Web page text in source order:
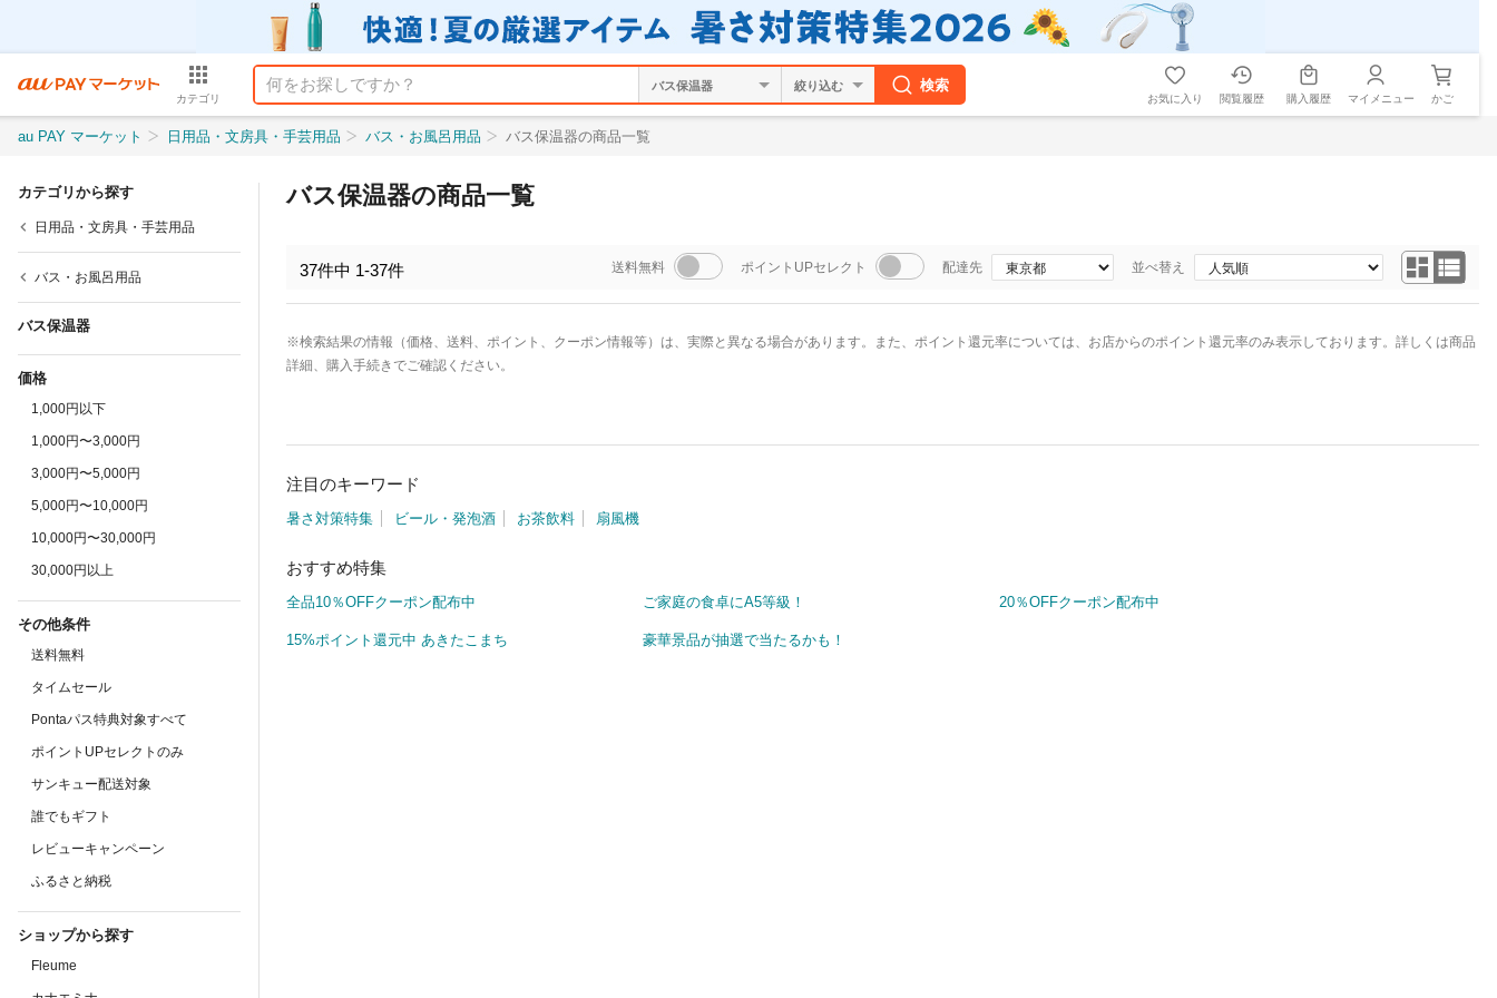
カテゴリ
絞り込む 検索
お気に入り 閲覧履歴 購入履歴 マイメニュー かご
au PAY マーケット 日用品・文房具・手芸用品 バス・お風呂用品 バス保温器の商品一覧
カテゴリから探す
日用品・文房具・手芸用品
バス・お風呂用品
バス保温器
価格
1,000円以下
1,000円〜3,000円
3,000円〜5,000円
5,000円〜10,000円
10,000円〜30,000円
30,000円以上
その他条件
送料無料
タイムセール
Pontaパス特典対象すべて
ポイントUPセレクトのみ
サンキュー配送対象
誰でもギフト
レビューキャンペーン
ふるさと納税
ショップから探す
Fleume
バス保温器の商品一覧
37件中 1-37件 送料無料 ポイントUPセレクト 配達先 並べ替え
※検索結果の情報（価格、送料、ポイント、クーポン情報等）は、実際と異なる場合があります。また、ポイント還元率については、お店からのポイント還元率のみ表示しております。詳しくは商品
詳細、購入手続きでご確認ください。
注目のキーワード
暑さ対策特集 ビール・発泡酒 お茶飲料 扇風機
おすすめ特集
全品10％OFFクーポン配布中 ご家庭の食卓にA5等級！ 20％OFFクーポン配布中
15%ポイント還元中 あきたこまち 豪華景品が抽選で当たるかも！